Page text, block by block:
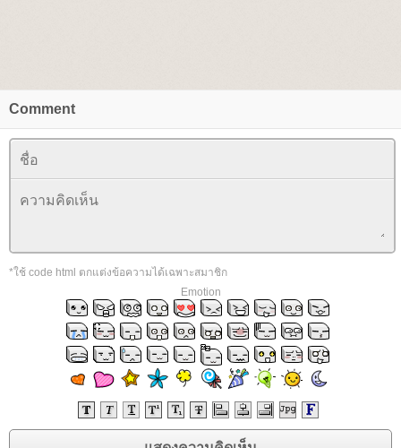
Comment
*ใช้ code html ตกแต่งข้อความได้เฉพาะสมาชิก
Emotion